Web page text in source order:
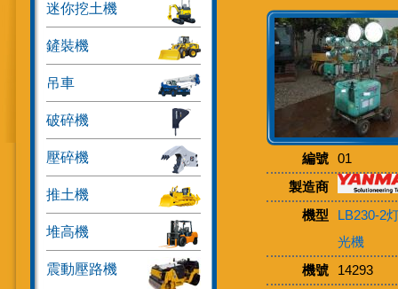
迷你挖土機
鏟裝機
吊車
破碎機
壓碎機
推土機
堆高機
震動壓路機
編號
01
製造商
機型
LB230-2
光機
機號
14293